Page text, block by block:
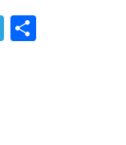
Telegram